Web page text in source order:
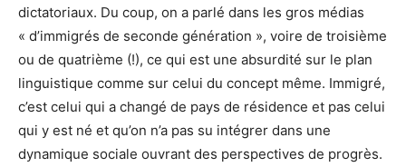
dictatoriaux. Du coup, on a parlé dans les gros médias
« d’immigrés de seconde génération », voire de troisième
ou de quatrième (!), ce qui est une absurdité sur le plan
linguistique comme sur celui du concept même. Immigré,
c’est celui qui a changé de pays de résidence et pas celui
qui y est né et qu’on n’a pas su intégrer dans une
dynamique sociale ouvrant des perspectives de progrès.